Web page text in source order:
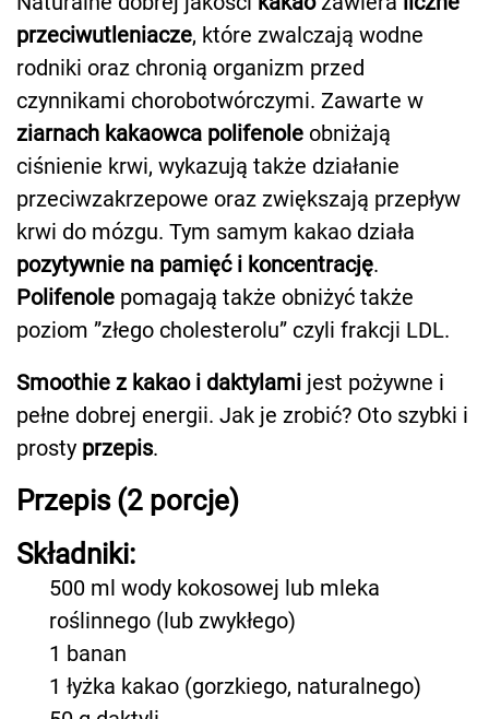
przeciwutleniacze, które zwalczają wodne
rodniki oraz chronią organizm przed
czynnikami chorobotwórczymi. Zawarte w
ziarnach kakaowca polifenole obniżają
ciśnienie krwi, wykazują także działanie
przeciwzakrzepowe oraz zwiększają przepływ
krwi do mózgu. Tym samym kakao działa
pozytywnie na pamięć i koncentrację.
Polifenole pomagają także obniżyć także
poziom ”złego cholesterolu” czyli frakcji LDL.
Smoothie z kakao i daktylami jest pożywne i
pełne dobrej energii. Jak je zrobić? Oto szybki i
prosty przepis.
Przepis (2 porcje)
Składniki:
500 ml wody kokosowej lub mleka
roślinnego (lub zwykłego)
1 banan
1 łyżka kakao (gorzkiego, naturalnego)